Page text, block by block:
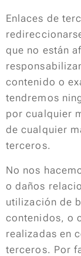
Enlaces de
que no están
contenido o
tendremos
por cualquier
de cualquier
terceros.
No nos
o daños
utilización de
contenidos, o
realizadas en
terceros. Por